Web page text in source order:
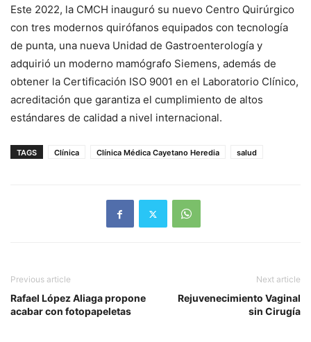
Este 2022, la CMCH inauguró su nuevo Centro Quirúrgico
con tres modernos quirófanos equipados con tecnología
de punta, una nueva Unidad de Gastroenterología y
adquirió un moderno mamógrafo Siemens, además de
obtener la Certificación ISO 9001 en el Laboratorio Clínico,
acreditación que garantiza el cumplimiento de altos
estándares de calidad a nivel internacional.
TAGS Clínica Clínica Médica Cayetano Heredia salud
Previous article
Rafael López Aliaga propone
acabar con fotopapeletas
Next article
Rejuvenecimiento Vaginal
sin Cirugía